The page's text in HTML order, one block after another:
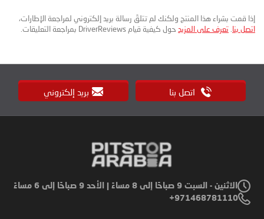
إذا قمت بشراء هذا المنتج ولكنك لم تتلقَ رسالة بريد إلكتروني لمراجعة الإطارات،
اتصل بنا تعرف على المزيد حول كيفية قيام DriverReviews بمراجعة التعليقات.
اتصل بنا بريد إلكتروني
الاثنين - السبت 9 صباحًا إلى 8 مساءً | الأحد 9 صباحًا إلى 6 مساءً
971468781110+